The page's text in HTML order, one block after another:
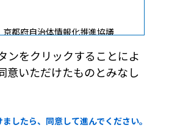
都府自治体情報化推進協議
護
ては、個人情報保護関連法
のとします。
ンをクリックすることによ
意いただけたものとみなし
したら、同意して進んでください。